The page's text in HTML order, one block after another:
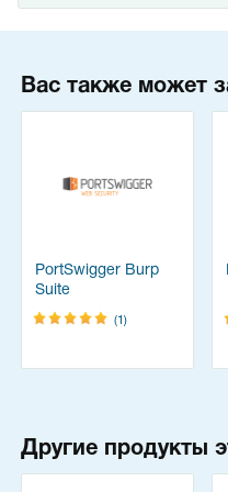
Вас также может
PortSwigger Burp
Suite
(1)
Другие продукты